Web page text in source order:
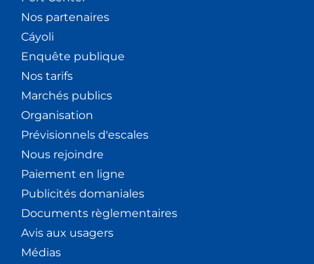
Nos partenaires
Cáyoli
Enquête publique
Nos tarifs
Marchés publics
Organisation
Prévisionnels d'escales
Nous rejoindre
Paiement en ligne
Publicités domaniales
Documents règlementaires
Avis aux usagers
Médias